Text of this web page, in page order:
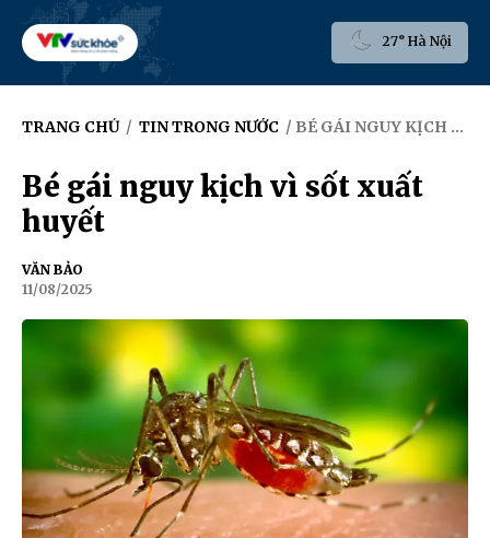
27° Hà Nội
TRANG CHỦ / TIN TRONG NƯỚC / BÉ GÁI NGUY KỊCH VÌ SỐT XUẤT HUYẾT
Bé gái nguy kịch vì sốt xuất
huyết
VĂN BẢO
11/08/2025